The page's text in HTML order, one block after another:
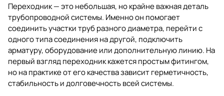
Переходник — это небольшая, но крайне важная деталь
трубопроводной системы. Именно он помогает
соединить участки труб разного диаметра, перейти с
одного типа соединения на другой, подключить
арматуру, оборудование или дополнительную линию. На
первый взгляд переходник кажется простым фитингом,
но на практике от его качества зависит герметичность,
стабильность и долговечность всей системы.